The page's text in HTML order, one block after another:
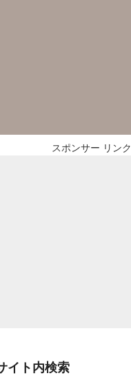
スポンサー リンク
イト内検索